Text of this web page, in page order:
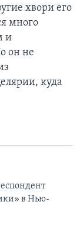
хвори его
много
и
он не
куда
в Нью-